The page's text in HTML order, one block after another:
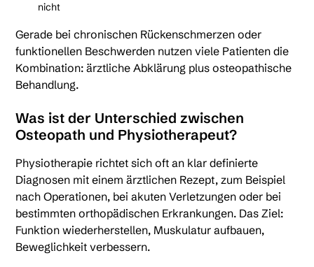
nicht
Gerade bei chronischen Rückenschmerzen oder
funktionellen Beschwerden nutzen viele Patienten die
Kombination: ärztliche Abklärung plus osteopathische
Behandlung.
Was ist der Unterschied zwischen
Osteopath und Physiotherapeut?
Physiotherapie richtet sich oft an klar definierte
Diagnosen mit einem ärztlichen Rezept, zum Beispiel
nach Operationen, bei akuten Verletzungen oder bei
bestimmten orthopädischen Erkrankungen. Das Ziel:
Funktion wiederherstellen, Muskulatur aufbauen,
Beweglichkeit verbessern.